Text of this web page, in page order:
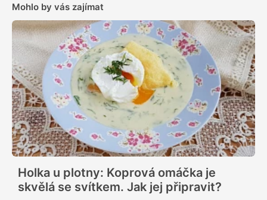
Mohlo by vás zajímat
Holka u plotny: Koprová omáčka je
skvělá se svítkem. Jak jej připravit?